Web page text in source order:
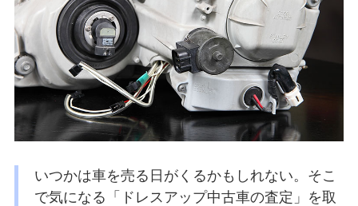
いつかは車を売る日がくるかもしれない。そこ
で気になる「ドレスアップ中古車の査定」を取